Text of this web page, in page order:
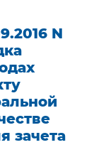
N
зачета